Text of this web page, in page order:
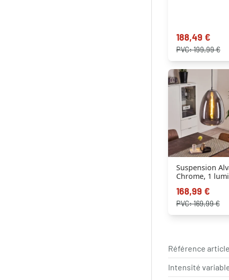
188,49 €
PVC:199,99 €
Suspension
Chrome, 1
168,99 €
PVC:169,99 €
Référence
Intensité